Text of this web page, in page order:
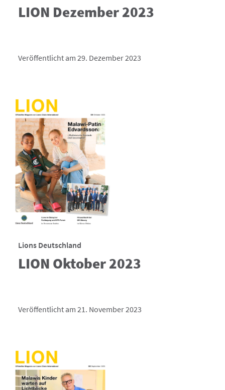
LION Dezember 2023
Veröffentlicht am 29. Dezember 2023
Lions Deutschland
LION Oktober 2023
Veröffentlicht am 21. November 2023